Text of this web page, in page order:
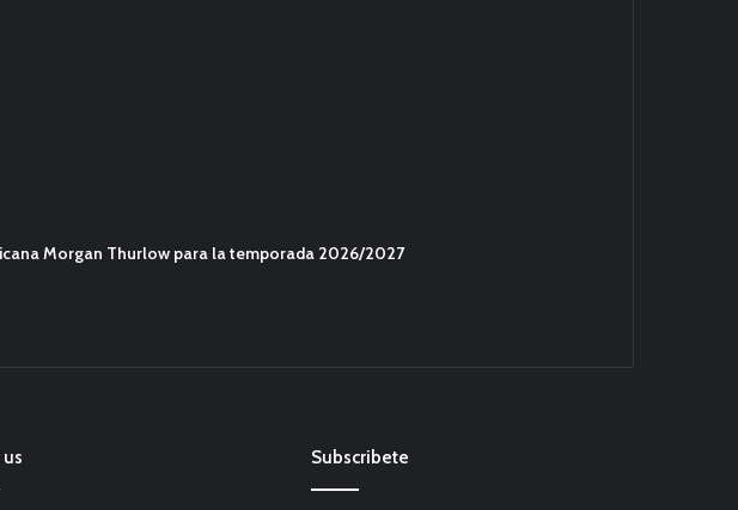
Morgan Thurlow para la temporada 2026/2027
Subscribete